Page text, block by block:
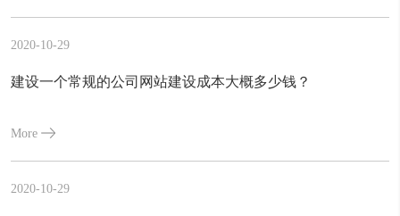
2020-10-29
建设一个常规的公司网站建设成本大概多少钱？
More
2020-10-29